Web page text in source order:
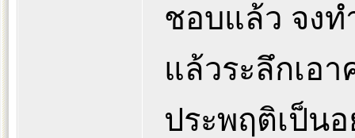
ชอบแล้ว จงท
แล้วระลึกเอ
ประพฤติเป็นอ